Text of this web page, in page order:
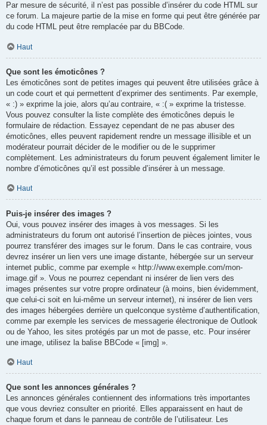
Par mesure de sécurité, il n’est pas possible d’insérer du code HTML sur
ce forum. La majeure partie de la mise en forme qui peut être générée par
du code HTML peut être remplacée par du BBCode.
Haut
Que sont les émoticônes ?
Les émoticônes sont de petites images qui peuvent être utilisées grâce à
un code court et qui permettent d’exprimer des sentiments. Par exemple,
« :) » exprime la joie, alors qu’au contraire, « :( » exprime la tristesse.
Vous pouvez consulter la liste complète des émoticônes depuis le
formulaire de rédaction. Essayez cependant de ne pas abuser des
émoticônes, elles peuvent rapidement rendre un message illisible et un
modérateur pourrait décider de le modifier ou de le supprimer
complètement. Les administrateurs du forum peuvent également limiter le
nombre d’émoticônes qu’il est possible d’insérer à un message.
Haut
Puis-je insérer des images ?
Oui, vous pouvez insérer des images à vos messages. Si les
administrateurs du forum ont autorisé l’insertion de pièces jointes, vous
pourrez transférer des images sur le forum. Dans le cas contraire, vous
devrez insérer un lien vers une image distante, hébergée sur un serveur
internet public, comme par exemple « http://www.exemple.com/mon-
image.gif ». Vous ne pourrez cependant ni insérer de lien vers des
images présentes sur votre propre ordinateur (à moins, bien évidemment,
que celui-ci soit en lui-même un serveur internet), ni insérer de lien vers
des images hébergées derrière un quelconque système d’authentification,
comme par exemple les services de messagerie électronique de Outlook
ou de Yahoo, les sites protégés par un mot de passe, etc. Pour insérer
une image, utilisez la balise BBCode « [img] ».
Haut
Que sont les annonces générales ?
Les annonces générales contiennent des informations très importantes
que vous devriez consulter en priorité. Elles apparaissent en haut de
chaque forum et dans le panneau de contrôle de l’utilisateur. Les